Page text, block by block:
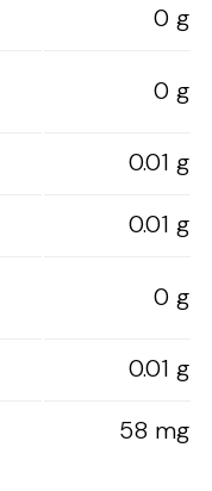
0 g
0 g
0.01 g
0.01 g
0 g
0.01 g
58 mg